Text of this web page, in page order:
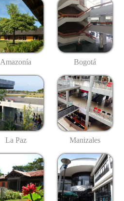
Amazonía Bogotá
La Paz Manizales